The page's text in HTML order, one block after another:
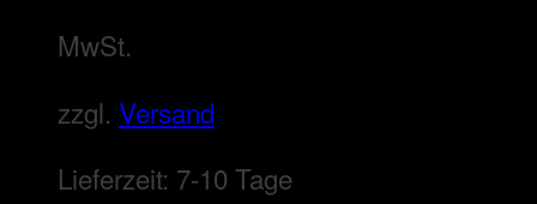
MwSt.
zzgl. Versand
Lieferzeit: 7-10 Tage